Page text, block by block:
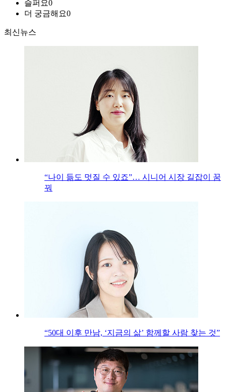
슬퍼요0
더 궁금해요0
최신뉴스
“나이 듦도 멋질 수 있죠”… 시니어 시장 길잡이 꿈
꿔
“50대 이후 만남, ‘지금의 삶’ 함께할 사람 찾는 것”